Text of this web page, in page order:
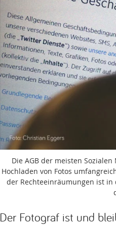
Die AGB der meisten
Hochladen von Fotos
der Rechteeinräumungen ist
Der Fotograf ist und